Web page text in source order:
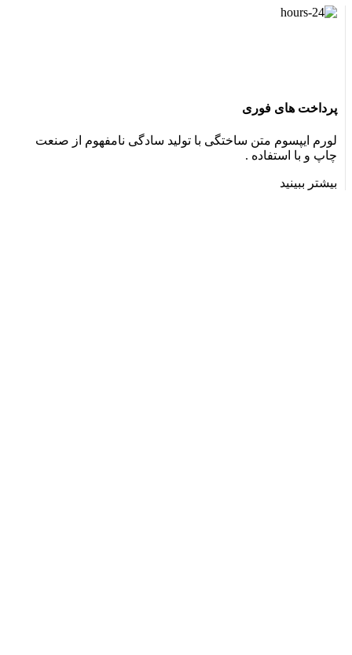
پرداخت های فوری
لورم ایپسوم متن ساختگی با تولید سادگی نامفهوم از صنعت
چاپ و با استفاده .
بیشتر ببینید